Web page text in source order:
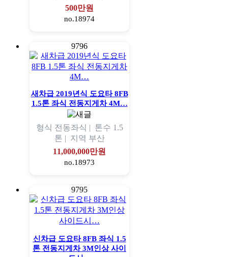
500만원
no.18974
9796
새차급 2019년식 도요타 8FB
1.5톤 좌식 전동지게차 4M…
형식 전동좌식 | 톤수 1.5
톤 | 지역 부산
11,000,000만원
no.18973
9795
신차급 도요타 8FB 좌식 1.5
톤 전동지게차 3M인상 사이